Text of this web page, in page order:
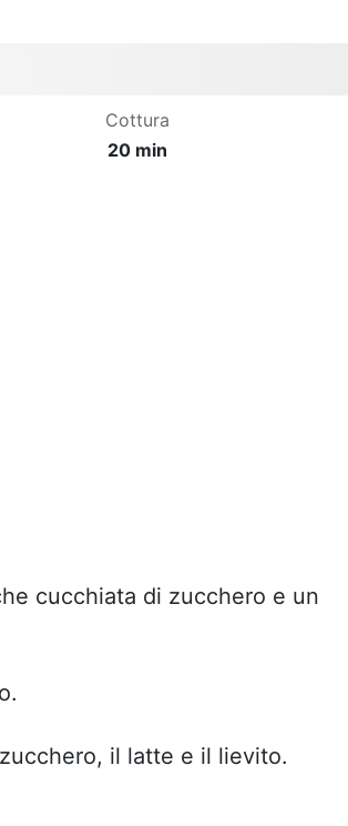
Cottura
20 min
cucchiata di zucchero e un
il latte e il lievito.